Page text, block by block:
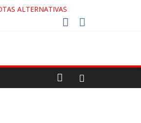
ALTERNATIVAS